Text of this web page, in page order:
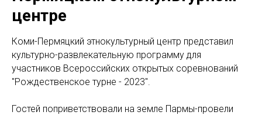
центре
Коми-Пермяцкий этнокультурный центр представил
культурно-развлекательную программу для
участников Всероссийских открытых соревнований
"Рождественское турне - 2023".
Гостей поприветствовали на земле Пармы-провели